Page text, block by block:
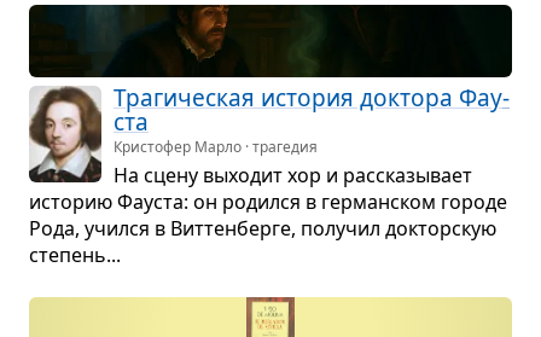
Тра­ги­че­ская исто­рия док­тора Фау­
ста
Кристофер Марло · трагедия
На сцену выхо­дит хор и рас­ска­зы­вает
исто­рию Фау­ста: он родился в гер­ман­ском городе
Рода, учился в Вит­тен­берге, полу­чил док­тор­скую
сте­пень...